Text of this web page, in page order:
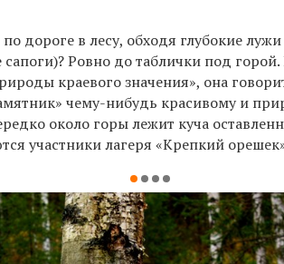
дороге в лесу, обходя глубокие
Ровно до таблички под
краевого значения», она
чему-нибудь красивому и
около горы лежит куча
участники лагеря «Крепкий